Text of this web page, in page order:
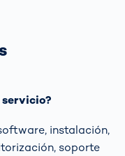
instalación,
soporte